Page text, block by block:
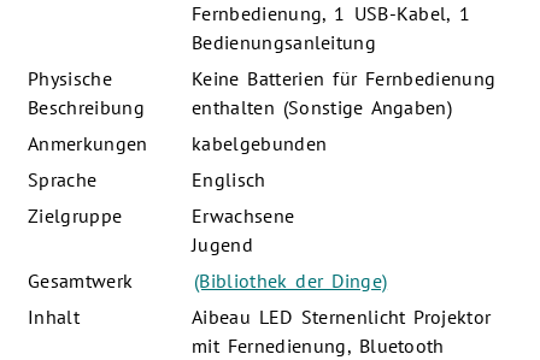
Fernbedienung, 1 USB-Kabel, 1
Bedienungsanleitung
Physische
Beschreibung
Keine Batterien für Fernbedienung
enthalten (Sonstige Angaben)
Anmerkungen
kabelgebunden
Sprache
Englisch
Zielgruppe
Erwachsene
Jugend
Gesamtwerk
(Bibliothek der Dinge)
Inhalt
Aibeau LED Sternenlicht Projektor
mit Fernedienung, Bluetooth